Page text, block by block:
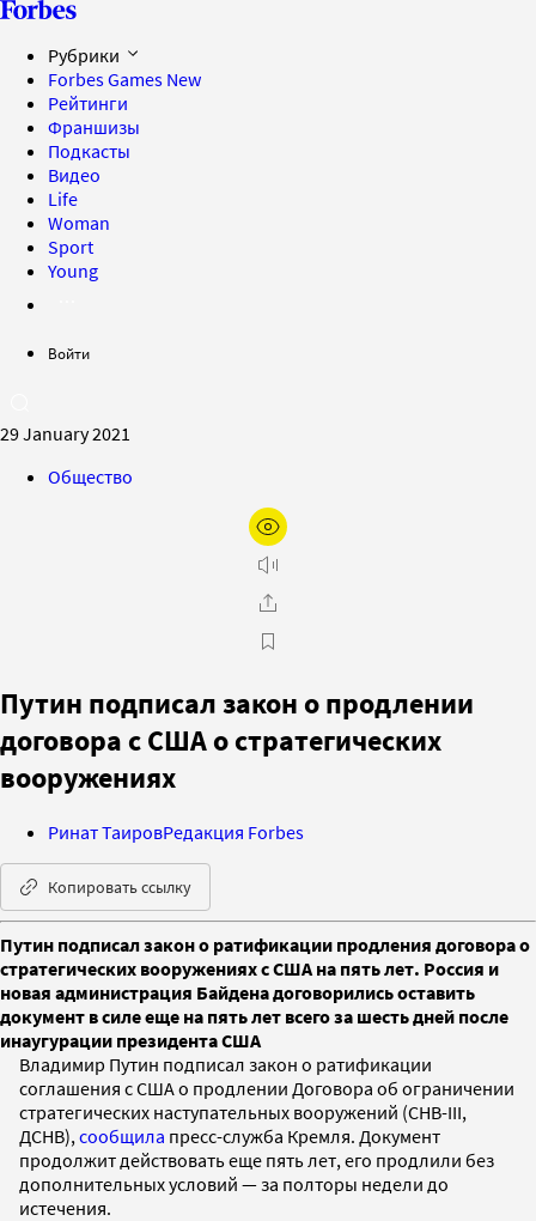
Рубрики
Forbes Games New
Рейтинги
Франшизы
Подкасты
Видео
Life
Woman
Sport
Young
Войти
29 January 2021
Общество
Путин подписал закон о продлении
договора с США о стратегических
вооружениях
Ринат ТаировРедакция Forbes
Копировать ссылку
Путин подписал закон о ратификации продления договора о
стратегических вооружениях с США на пять лет. Россия и
новая администрация Байдена договорились оставить
документ в силе еще на пять лет всего за шесть дней после
инаугурации президента США
Владимир Путин подписал закон о ратификации
соглашения с США о продлении Договора об ограничении
стратегических наступательных вооружений (СНВ-III,
ДСНВ), сообщила пресс-служба Кремля. Документ
продолжит действовать еще пять лет, его продлили без
дополнительных условий — за полторы недели до
истечения.